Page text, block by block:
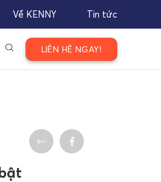
Tin tức
Về KENNY
LIÊN HỆ NGAY!